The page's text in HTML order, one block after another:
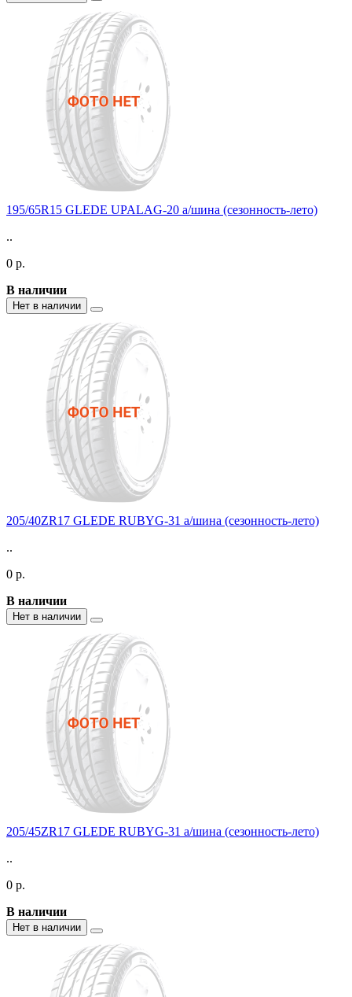
195/65R15 GLEDE UPALAG-20 а/шина (сезонность-лето)
..
0 р.
В наличии
Нет в наличии
205/40ZR17 GLEDE RUBYG-31 а/шина (сезонность-лето)
..
0 р.
В наличии
Нет в наличии
205/45ZR17 GLEDE RUBYG-31 а/шина (сезонность-лето)
..
0 р.
В наличии
Нет в наличии